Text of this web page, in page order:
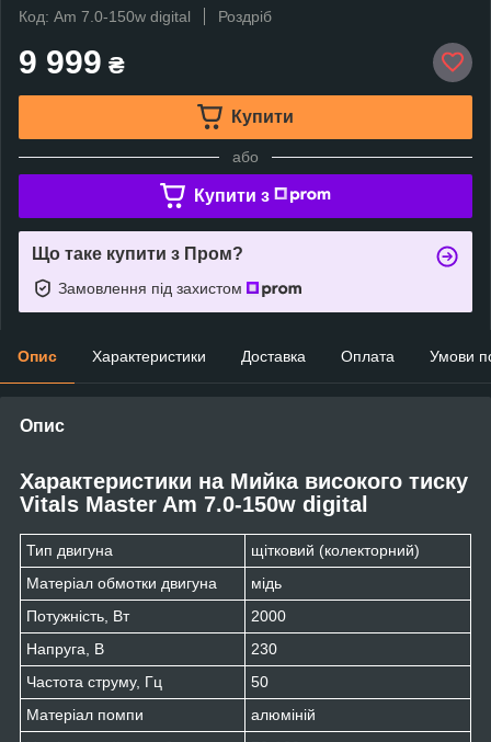
Код: Am 7.0-150w digital
Роздріб
9 999 ₴
Купити
або
Купити з
Що таке купити з Пром?
Замовлення під захистом
Опис Характеристики Доставка Оплата Умови
Опис
Характеристики на Мийка високого тиску
Vitals Master Am 7.0-150w digital
Тип двигуна
щітковий (колекторний)
Матеріал обмотки двигуна
мідь
Потужність, Вт
2000
Напруга, В
230
Частота струму, Гц
50
Матеріал помпи
алюміній